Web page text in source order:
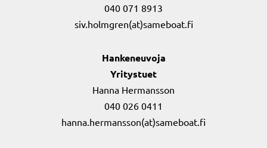
040 071 8913
siv.holmgren(at)sameboat.fi
Hankeneuvoja
Yritystuet
Hanna Hermansson
040 026 0411
hanna.hermansson(at)sameboat.fi